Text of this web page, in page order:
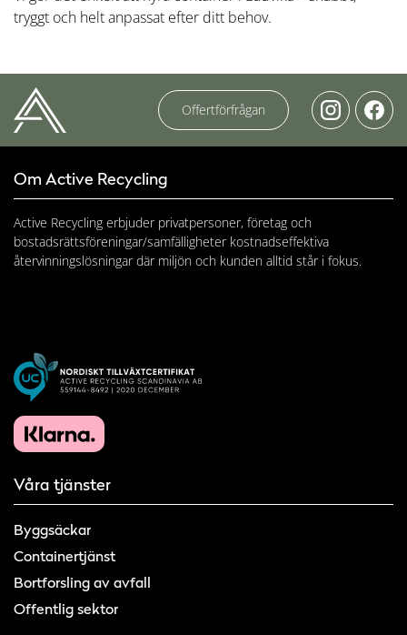
tryggt och helt anpassat efter ditt behov.
Offertförfrågan
Om Active Recycling
Active Recycling erbjuder privatpersoner, företag och
bostadsrättsföreningar/samfälligheter kostnadseffektiva
återvinningslösningar där miljön och kunden alltid står i fokus.
Våra tjänster
Byggsäckar
Containertjänst
Bortforsling av avfall
Offentlig sektor